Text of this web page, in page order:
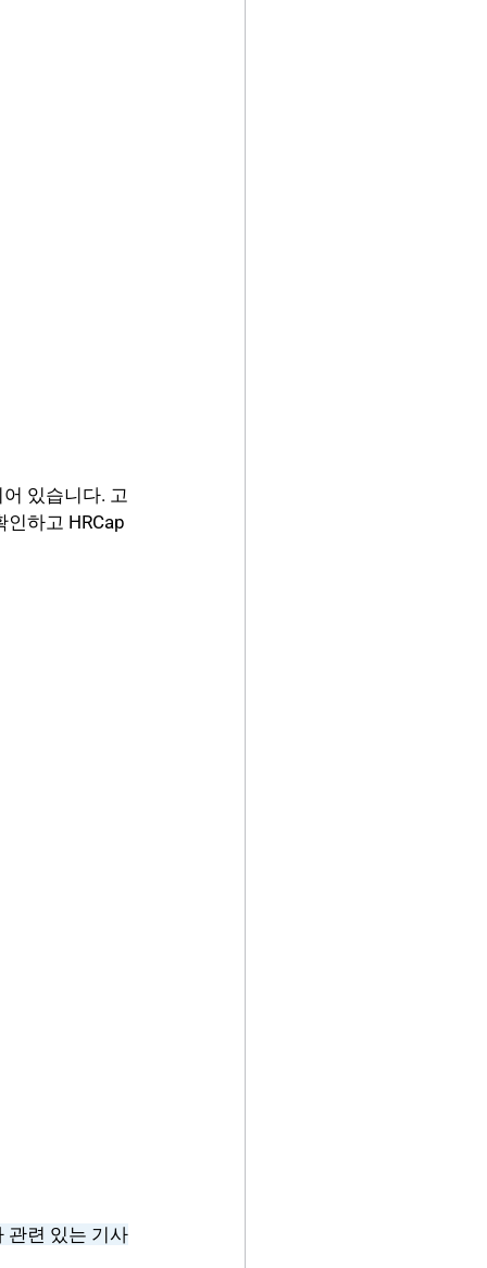
있습니다. 고
하고 HRCap
관련 있는 기사